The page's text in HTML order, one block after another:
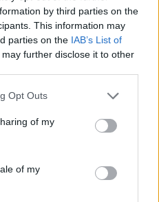
by third parties on the
This information may
parties on the IAB’s List of
may further disclose it to other
uses one or more Google
behaviour. You may click to
and its third-party tags to
purposes in below Google
Opt Outs
of my
of my
i Julii ?
(piłkarzy) pisać od